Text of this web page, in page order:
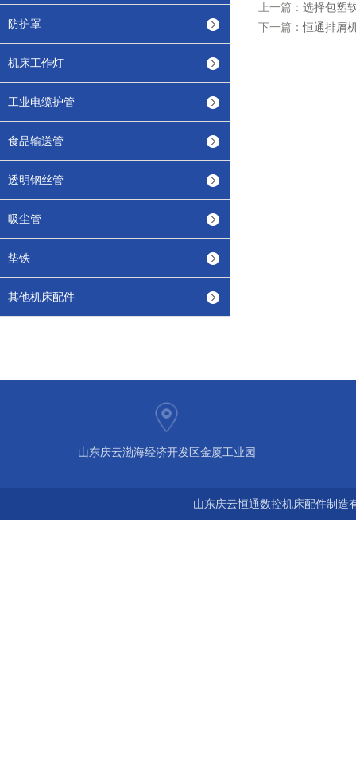
防护罩
机床工作灯
工业电缆护管
食品输送管
透明钢丝管
吸尘管
垫铁
其他机床配件
上一篇： 选择包塑
下一篇：恒通排屑
山东庆云渤海经济开发区金厦工业园
山东庆云恒通数控机床配件制